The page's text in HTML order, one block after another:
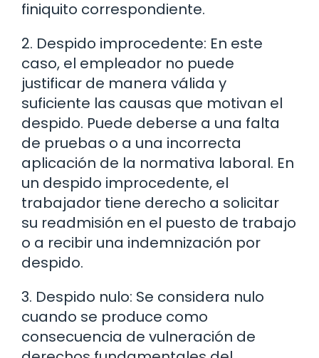
finiquito correspondiente.
2. Despido improcedente: En este
caso, el empleador no puede
justificar de manera válida y
suficiente las causas que motivan el
despido. Puede deberse a una falta
de pruebas o a una incorrecta
aplicación de la normativa laboral. En
un despido improcedente, el
trabajador tiene derecho a solicitar
su readmisión en el puesto de trabajo
o a recibir una indemnización por
despido.
3. Despido nulo: Se considera nulo
cuando se produce como
consecuencia de vulneración de